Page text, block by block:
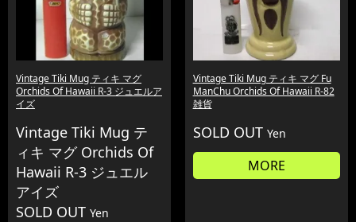
Vintage Tiki Mug ティキ マグ
Orchids Of Hawaii R-3 ジュエルア
イズ
Vintage Tiki Mug テ
ィキ マグ Orchids Of
Hawaii R-3 ジュエル
アイズ
SOLD OUT Yen
Vintage Tiki Mug ティキ マグ Fu
ManChu Orchids Of Hawaii R-82
雑貨
SOLD OUT Yen
MORE